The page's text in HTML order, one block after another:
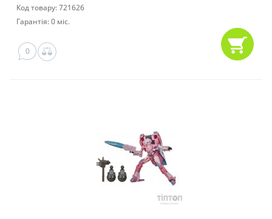
Код товару: 721626
Гарантія: 0 міс.
0